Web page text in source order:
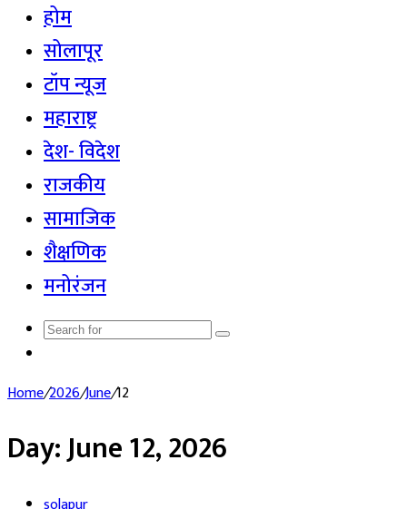
होम
सोलापूर
टॉप न्यूज
महाराष्ट्र
देश- विदेश
राजकीय
सामाजिक
शैक्षणिक
मनोरंजन
Search
Home/2026/June/12
Day:June 12, 2026